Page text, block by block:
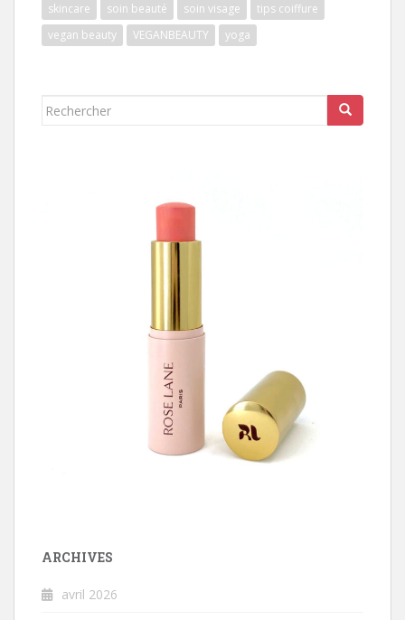
skincare
soin beauté soin visage
tips coiffure
vegan beauty
VEGANBEAUTY yoga
Rechercher...
ARCHIVES
avril 2026